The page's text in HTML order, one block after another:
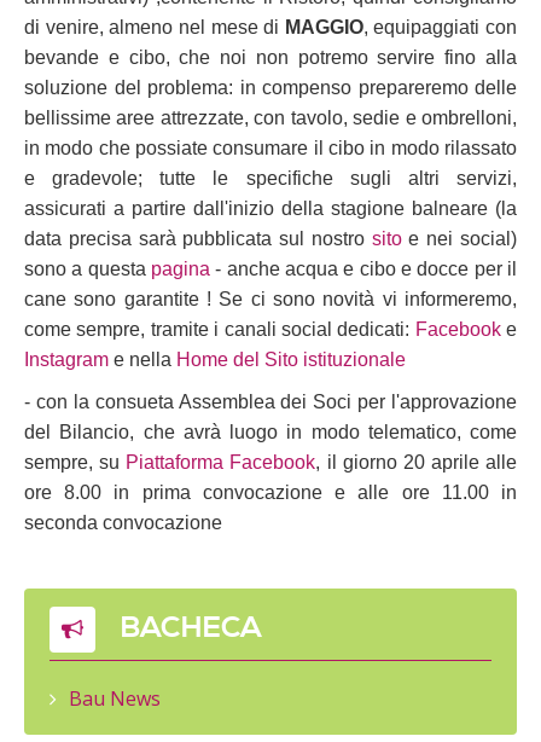
di venire, almeno nel mese di MAGGIO, equipaggiati con
bevande e cibo, che noi non potremo servire fino alla
soluzione del problema: in compenso prepareremo delle
bellissime aree attrezzate, con tavolo, sedie e ombrelloni,
in modo che possiate consumare il cibo in modo rilassato
e gradevole; tutte le specifiche sugli altri servizi,
assicurati a partire dall'inizio della stagione balneare (la
data precisa sarà pubblicata sul nostro sitoe nei social)
sono a questa pagina - anche acqua e cibo e docce per il
cane sono garantite ! Se ci sono novità vi informeremo,
come sempre, tramite i canali social dedicati: Facebooke
Instagram e nella Home del Sito istituzionale
- con la consueta Assemblea dei Soci per l'approvazione
del Bilancio, che avrà luogo in modo telematico, come
sempre, su Piattaforma Facebook, il giorno 20 aprile alle
ore 8.00 in prima convocazione e alle ore 11.00 in
seconda convocazione
BACHECA
Bau News